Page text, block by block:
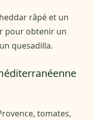
râpé et un
pour obtenir un
quesadilla.
tomates,